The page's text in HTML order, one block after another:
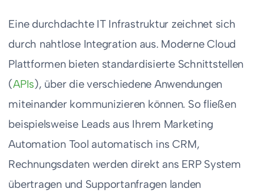
Eine durchdachte IT Infrastruktur zeichnet sich
durch nahtlose Integration aus. Moderne Cloud
Plattformen bieten standardisierte Schnittstellen
(APIs), über die verschiedene Anwendungen
miteinander kommunizieren können. So fließen
beispielsweise Leads aus Ihrem Marketing
Automation Tool automatisch ins CRM,
Rechnungsdaten werden direkt ans ERP System
übertragen und Supportanfragen landen